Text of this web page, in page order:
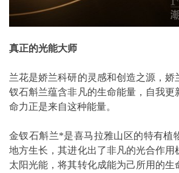
真正的光能大师
兰花是娇兰科研的灵感和创造之源，娇
钗石斛兰蕴含非凡的生命能量，自我更
命力正是来自这种能量。
金钗石斛兰*是喜马拉雅山区的特有植
地方生长，其进化出了非凡的光合作用
太阳光能，将其转化成能为己所用的生